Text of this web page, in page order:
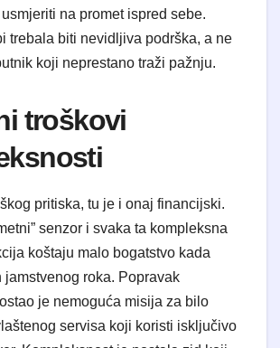
na promet ispred sebe.
trebala biti nevidljiva podrška, a ne
koji neprestano traži pažnju.
troškovi
pritiska, tu je i onaj financijski.
senzor i svaka ta kompleksna
koštaju malo bogatstvo kada
jamstvenog roka. Popravak
je nemoguća misija za bilo
servisa koji koristi isključivo